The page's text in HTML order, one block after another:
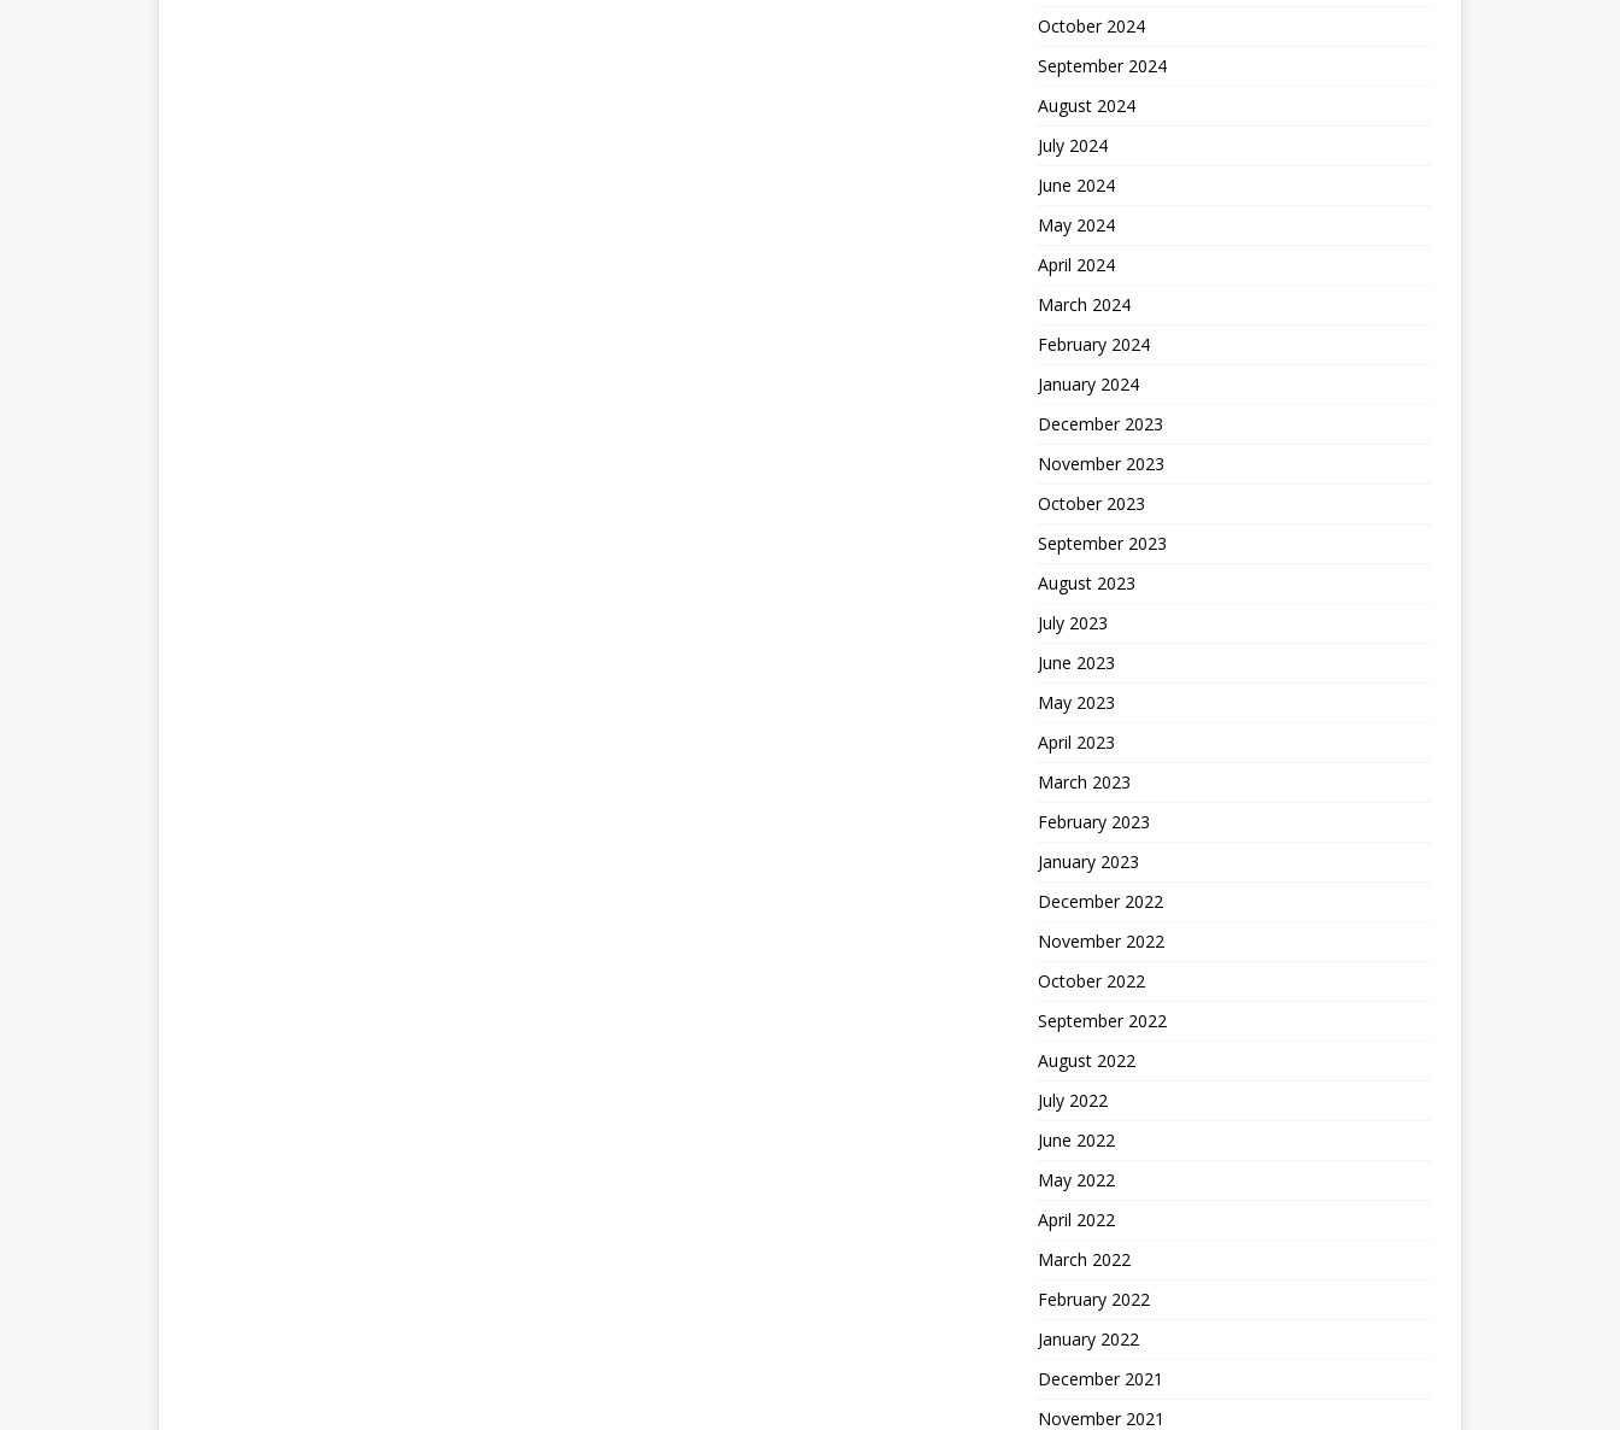
October 2024
September 2024
August 2024
July 2024
June 2024
May 2024
April 2024
March 2024
February 2024
January 2024
December 2023
November 2023
October 2023
September 2023
August 2023
July 2023
June 2023
May 2023
April 2023
March 2023
February 2023
January 2023
December 2022
November 2022
October 2022
September 2022
August 2022
July 2022
June 2022
May 2022
April 2022
March 2022
February 2022
January 2022
December 2021
November 2021